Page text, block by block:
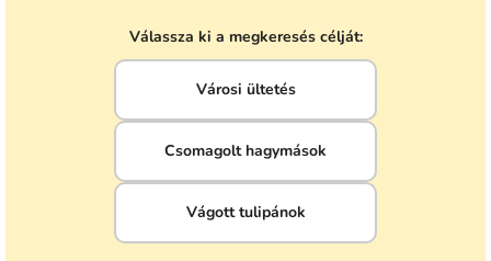
Válassza ki a megkeresés célját:
Városi ültetés
Csomagolt hagymások
Vágott tulipánok